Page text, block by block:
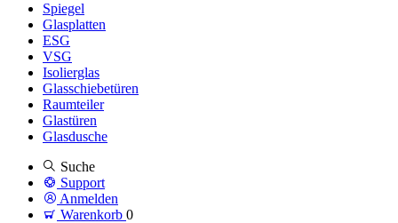
Spiegel
Glasplatten
ESG
VSG
Isolierglas
Glasschiebetüren
Raumteiler
Glastüren
Glasdusche
Suche
Support
Anmelden
Warenkorb 0